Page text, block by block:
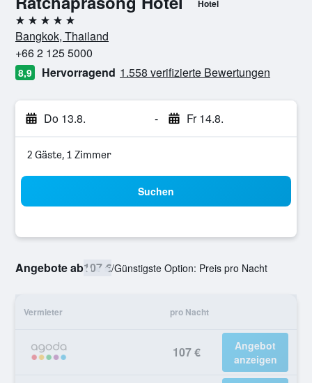
Hotel
5 Sterne
Bangkok, Thailand
+66 2 125 5000
8,9 Hervorragend 1.558 verifizierte Bewertungen
Do 13.8. - Fr 14.8.
2 Gäste, 1 Zimmer
Suchen
Angebote ab107 €/Günstigste Option: Preis pro Nacht
Vermieter pro Nacht
107 €
Angebot
anzeigen